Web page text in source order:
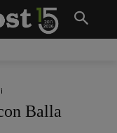
Balla